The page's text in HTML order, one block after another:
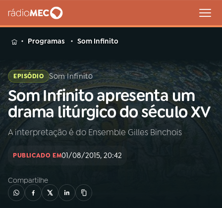
MENU
Buscar
na
Rádio
MEC
Buscar
01INÍCIO
Programas Som Infinito
EPISÓDIO Som Infinito
Som Infinito apresenta um
drama litúrgico do século XV
A interpretação é do Ensemble Gilles Binchois
PUBLICADO EM01/08/2015, 20:42
Compartilhe